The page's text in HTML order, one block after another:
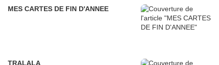
MES CARTES DE FIN D'ANNEE
TRALALA